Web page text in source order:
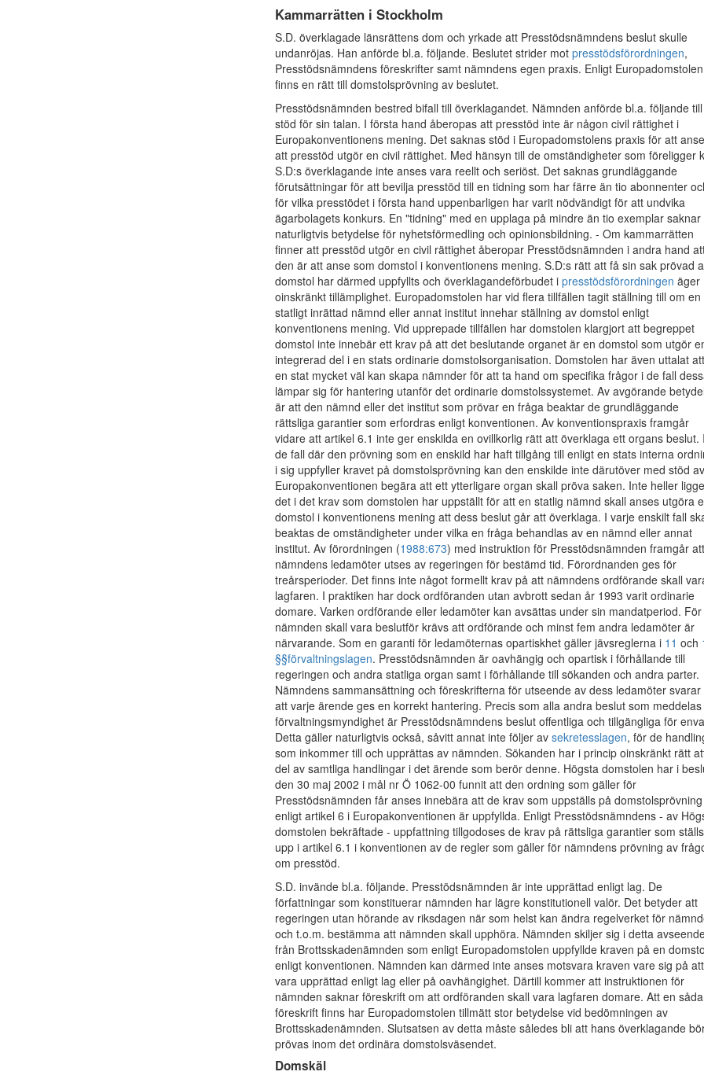
Kammarrätten i Stockholm
S.D. överklagade länsrättens dom och yrkade att Presstödsnämndens beslut skulle
undanröjas. Han anförde bl.a. följande. Beslutet strider mot presstödsförordningen,
Presstödsnämndens föreskrifter samt nämndens egen praxis. Enligt Europadomstolen
finns en rätt till domstolsprövning av beslutet.
Presstödsnämnden bestred bifall till överklagandet. Nämnden anförde bl.a. följande till
stöd för sin talan. I första hand åberopas att presstöd inte är någon civil rättighet i
Europakonventionens mening. Det saknas stöd i Europadomstolens praxis för att anse
att presstöd utgör en civil rättighet. Med hänsyn till de omständigheter som föreligger
S.D:s överklagande inte anses vara reellt och seriöst. Det saknas grundläggande
förutsättningar för att bevilja presstöd till en tidning som har färre än tio abonnenter
för vilka presstödet i första hand uppenbarligen har varit nödvändigt för att undvika
ägarbolagets konkurs. En "tidning" med en upplaga på mindre än tio exemplar saknar
naturligtvis betydelse för nyhetsförmedling och opinionsbildning. - Om kammarrätten
finner att presstöd utgör en civil rättighet åberopar Presstödsnämnden i andra hand
den är att anse som domstol i konventionens mening. S.D:s rätt att få sin sak prövad
domstol har därmed uppfyllts och överklagandeförbudet i presstödsförordningen äger
oinskränkt tillämplighet. Europadomstolen har vid flera tillfällen tagit ställning till om en
statligt inrättad nämnd eller annat institut innehar ställning av domstol enligt
konventionens mening. Vid upprepade tillfällen har domstolen klargjort att begreppet
domstol inte innebär ett krav på att det beslutande organet är en domstol som utgör
integrerad del i en stats ordinarie domstolsorganisation. Domstolen har även uttalat att
en stat mycket väl kan skapa nämnder för att ta hand om specifika frågor i de fall
lämpar sig för hantering utanför det ordinarie domstolssystemet. Av avgörande
är att den nämnd eller det institut som prövar en fråga beaktar de grundläggande
rättsliga garantier som erfordras enligt konventionen. Av konventionspraxis framgår
vidare att artikel 6.1 inte ger enskilda en ovillkorlig rätt att överklaga ett organs beslut. I
de fall där den prövning som en enskild har haft tillgång till enligt en stats interna
i sig uppfyller kravet på domstolsprövning kan den enskilde inte därutöver med stöd av
Europakonventionen begära att ett ytterligare organ skall pröva saken. Inte heller
det i det krav som domstolen har uppställt för att en statlig nämnd skall anses utgöra
domstol i konventionens mening att dess beslut går att överklaga. I varje enskilt fall
beaktas de omständigheter under vilka en fråga behandlas av en nämnd eller annat
institut. Av förordningen (1988:673) med instruktion för Presstödsnämnden framgår att
nämndens ledamöter utses av regeringen för bestämd tid. Förordnanden ges för
treårsperioder. Det finns inte något formellt krav på att nämndens ordförande skall
lagfaren. I praktiken har dock ordföranden utan avbrott sedan år 1993 varit ordinarie
domare. Varken ordförande eller ledamöter kan avsättas under sin mandatperiod.
nämnden skall vara beslutför krävs att ordförande och minst fem andra ledamöter är
närvarande. Som en garanti för ledamöternas opartiskhet gäller jävsreglerna i 11 och
§§förvaltningslagen. Presstödsnämnden är oavhängig och opartisk i förhållande till
regeringen och andra statliga organ samt i förhållande till sökanden och andra parter.
Nämndens sammansättning och föreskrifterna för utseende av dess ledamöter svarar
att varje ärende ges en korrekt hantering. Precis som alla andra beslut som
förvaltningsmyndighet är Presstödsnämndens beslut offentliga och tillgängliga för
Detta gäller naturligtvis också, såvitt annat inte följer av sekretesslagen, för de
som inkommer till och upprättas av nämnden. Sökanden har i princip oinskränkt rätt
del av samtliga handlingar i det ärende som berör denne. Högsta domstolen har i
den 30 maj 2002 i mål nr Ö 1062-00 funnit att den ordning som gäller för
Presstödsnämnden får anses innebära att de krav som uppställs på domstolsprövning
enligt artikel 6 i Europakonventionen är uppfyllda. Enligt Presstödsnämndens - av
domstolen bekräftade - uppfattning tillgodoses de krav på rättsliga garantier som ställs
upp i artikel 6.1 i konventionen av de regler som gäller för nämndens prövning av
om presstöd.
S.D. invände bl.a. följande. Presstödsnämnden är inte upprättad enligt lag. De
författningar som konstituerar nämnden har lägre konstitutionell valör. Det betyder att
regeringen utan hörande av riksdagen när som helst kan ändra regelverket för
och t.o.m. bestämma att nämnden skall upphöra. Nämnden skiljer sig i detta
från Brottsskadenämnden som enligt Europadomstolen uppfyllde kraven på en
enligt konventionen. Nämnden kan därmed inte anses motsvara kraven vare sig på att
vara upprättad enligt lag eller på oavhängighet. Därtill kommer att instruktionen för
nämnden saknar föreskrift om att ordföranden skall vara lagfaren domare. Att en
föreskrift finns har Europadomstolen tillmätt stor betydelse vid bedömningen av
Brottsskadenämnden. Slutsatsen av detta måste således bli att hans överklagande
prövas inom det ordinära domstolsväsendet.
Domskäl